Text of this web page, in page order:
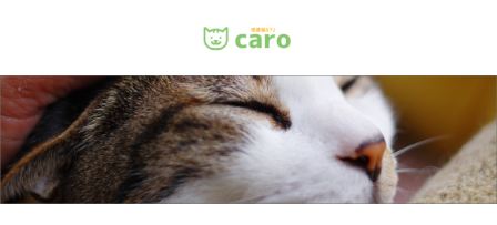
Menu
ホーム
料金